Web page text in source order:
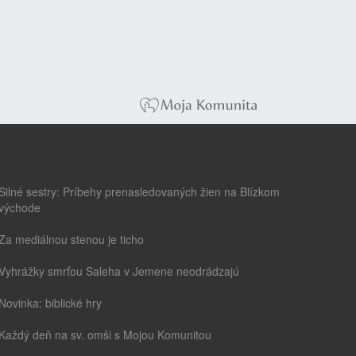
sestry: Príbehy prenasledovaných žien na Blízkom
mediálnou stenou je ticho
smrťou Saleha v Jemene neodrádzajú
biblické hry
deň na sv. omši s Mojou Komunitou